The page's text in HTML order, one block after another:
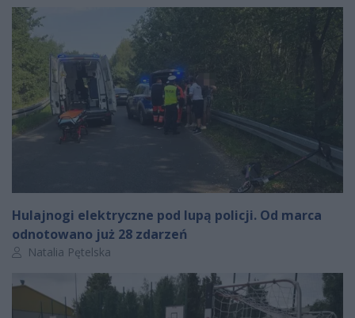
Hulajnogi elektryczne pod lupą policji. Od marca
odnotowano już 28 zdarzeń
Autor artykułu:
Natalia Pętelska